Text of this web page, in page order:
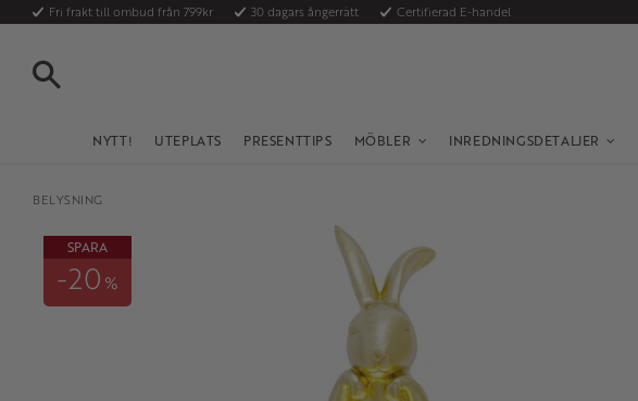
Fri frakt till ombud från 799kr 30 dagars ångerrätt Certifierad E-handel
NYTT! UTEPLATS PRESENTTIPS MÖBLER INREDNINGSDETALJER
BELYSNING
SPARA
20 %